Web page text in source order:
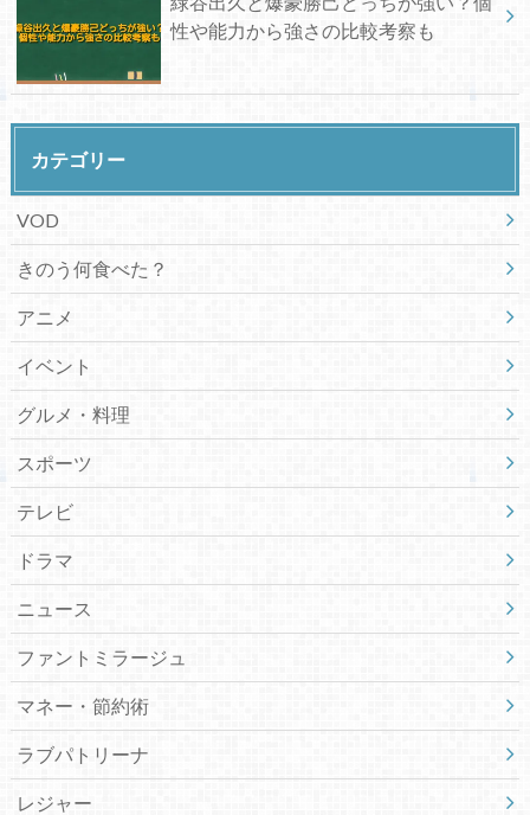
性や能力から強さの比較考察も
カテゴリー
VOD
きのう何食べた？
アニメ
イベント
グルメ・料理
スポーツ
テレビ
ドラマ
ニュース
ファントミラージュ
マネー・節約術
ラブパトリーナ
レジャー